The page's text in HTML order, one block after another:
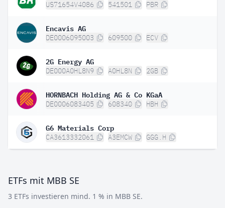
US71654V4086 541501 PBR
Encavis AG
DE0006095003 609500 ECV
2G Energy AG
DE000A0HL8N9 A0HL8N 2GB
HORNBACH Holding AG & Co KGaA
DE0006083405 608340 HBH
G6 Materials Corp
CA3613332061 A3EMCW GGG.H
ETFs mit MBB SE
3 ETFs investieren mind. 1 % in MBB SE.